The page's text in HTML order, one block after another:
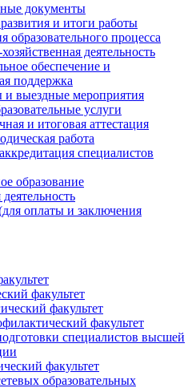
документы
и итоги работы
образовательного процесса
деятельность
обеспечение и
поддержка
выездные мероприятия
услуги
и итоговая аттестация
работа
специалистов
образование
оплаты и заключения
факультет
факультет
факультет
специалистов высшей
факультет
образовательных